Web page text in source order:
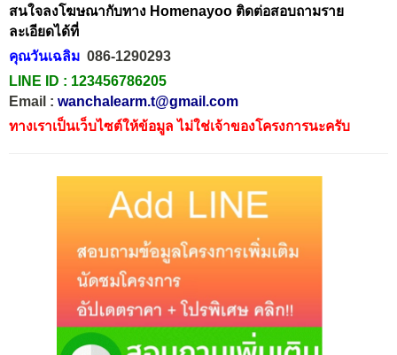
สนใจลงโฆษณากับทาง Homenayoo ติดต่อสอบถามราย
ละเอียดได้ที่
คุณวันเฉลิม 086-1290293
LINE ID : 123456786205
Email : wanchalearm.t@gmail.com
ทางเราเป็นเว็บไซต์ให้ข้อมูล ไม่ใช่เจ้าของโครงการนะครับ